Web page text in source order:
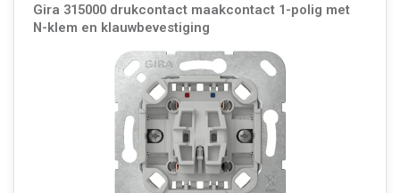
Gira 315000 drukcontact maakcontact 1-polig met
N-klem en klauwbevestiging